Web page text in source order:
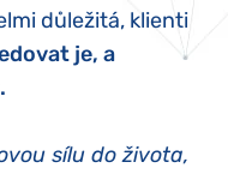
důležitá, klienti
je, a
sílu do života,